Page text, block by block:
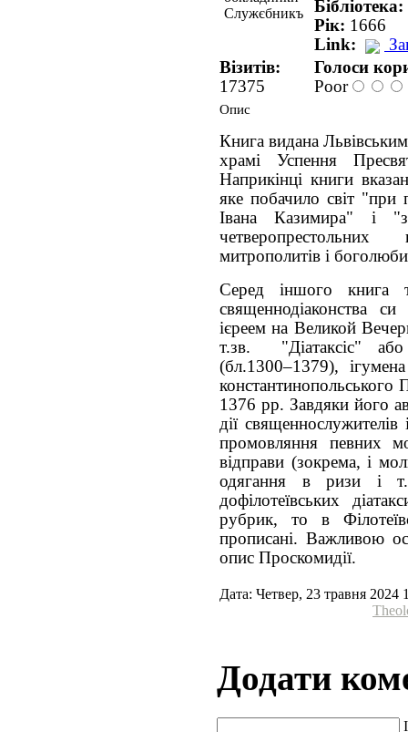
Бібліотека:
Рік: 1666
Link:
Візитів:
17375
Голоси
Poor
Опис
Книга видана
храмі Успення
Наприкінці книги
яке побачило світ "при
Івана Казимира" і
четверопрестольних
митрополитів і
Серед іншого книга
священнодіаконства
ієреем на Великой
т.зв. "Діатаксіс"
(бл.1300–1379),
константинопольського
1376 рр. Завдяки його
дії
промовляння певних
відправи (зокрема, і
одягання в ризи і
дофілотеївських
рубрик, то в
прописані. Важливою
опис Проскомидії.
Дата: Четвер, 23 травня 2024
Додати